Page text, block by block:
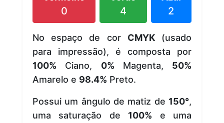
0 4 2
No espaço de cor CMYK(usado
para impressão), é composta por
100% Ciano, 0% Magenta, 50%
Amarelo e 98.4% Preto.
Possui um ângulo de matiz de 150°,
uma saturação de 100% e uma